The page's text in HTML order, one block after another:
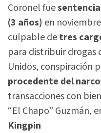
Coronel fue
(3 años) en
culpable detres
para distribuir drogas
Unidos, conspiración
procedente del
transacciones con
“El Chapo” Guzmán,
Kingpin